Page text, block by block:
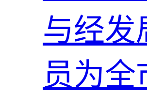
与经发
员为